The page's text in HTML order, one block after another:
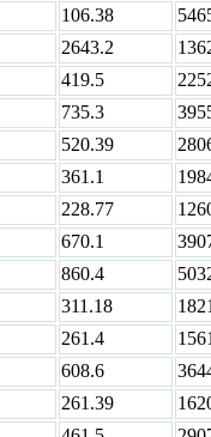
106.38
2643.2
419.5
735.3
520.39
361.1
228.77
670.1
860.4
311.18
261.4
608.6
261.39